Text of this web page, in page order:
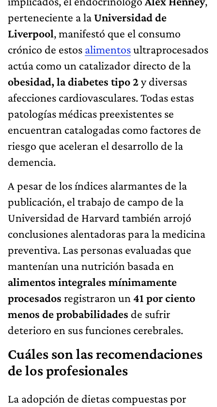
perteneciente a laUniversidad de
Liverpool, manifestó que el consumo
crónico de estos alimentosultraprocesados
actúa como un catalizador directo de la
obesidad, la diabetes tipo 2y diversas
afecciones cardiovasculares. Todas estas
patologías médicas preexistentes se
encuentran catalogadas como factores de
riesgo que aceleran el desarrollo de la
demencia.
A pesar de los índices alarmantes de la
publicación, el trabajo de campo de la
Universidad de Harvard también arrojó
conclusiones alentadoras para la medicina
preventiva. Las personas evaluadas que
mantenían una nutrición basada en
alimentos integrales mínimamente
procesados registraron un 41 por ciento
menos de probabilidades de sufrir
deterioro en sus funciones cerebrales.
Cuáles son las recomendaciones
de los profesionales
La adopción de dietas compuestas por